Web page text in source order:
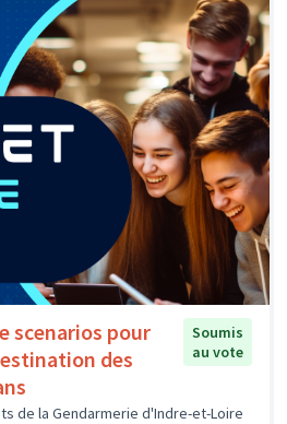
scenarios pour
des
Soumis
au vote
de la Gendarmerie d'Indre-et-Loire